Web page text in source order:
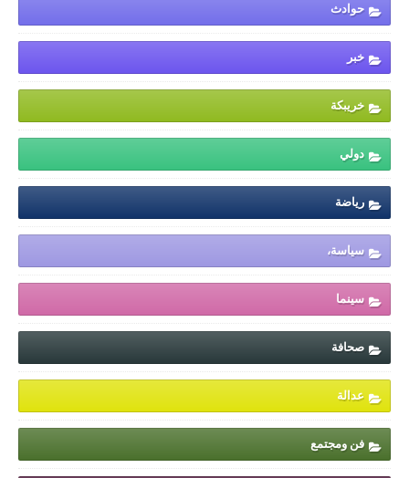
حوادث
خبر
خريبكة
دولي
رياضة
سياسة،
سينما
صحافة
عدالة
فن ومجتمع